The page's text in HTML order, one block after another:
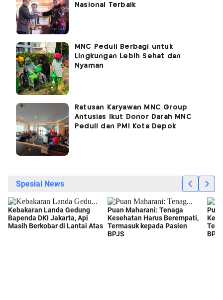
Nasional Terbaik
MNC Peduli Berbagi untuk
Lingkungan Lebih Sehat dan
Nyaman
Ratusan Karyawan MNC Group
Antusias Ikut Donor Darah MNC
Peduli dan PMI Kota Depok